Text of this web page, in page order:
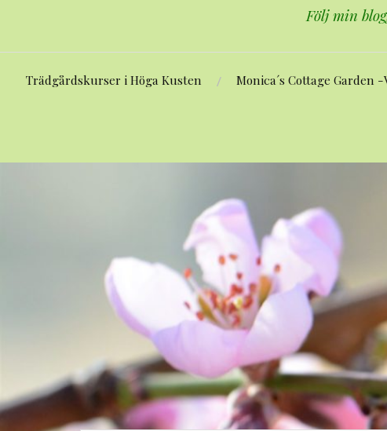
Följ min
Trädgårdskurser i Höga Kusten Monica´s Cottage Garden